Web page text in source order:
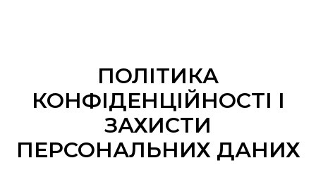
ПОЛІТИКА
КОНФІДЕНЦІЙНОСТІ І
ЗАХИСТИ
ПЕРСОНАЛЬНИХ ДАНИХ